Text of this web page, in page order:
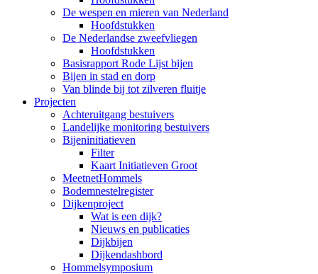
De wespen en mieren van Nederland
Hoofdstukken
De Nederlandse zweefvliegen
Hoofdstukken
Basisrapport Rode Lijst bijen
Bijen in stad en dorp
Van blinde bij tot zilveren fluitje
Projecten
Achteruitgang bestuivers
Landelijke monitoring bestuivers
Bijeninitiatieven
Filter
Kaart Initiatieven Groot
MeetnetHommels
Bodemnestelregister
Dijkenproject
Wat is een dijk?
Nieuws en publicaties
Dijkbijen
Dijkendashbord
Hommelsymposium